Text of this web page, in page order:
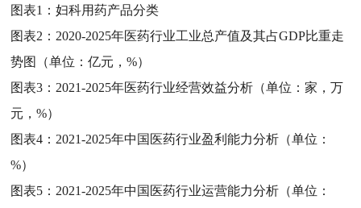
图表1：妇科用药产品分类
图表2： 2020-2025年医药行业工业总产值及其占GDP比重走
势图（单位：亿元，%）
图表3： 2021-2025年医药行业经营效益分析（单位：家，万
元，%）
图表4： 2021-2025年中国医药行业盈利能力分析（单位：
%）
图表5： 2021-2025年中国医药行业运营能力分析（单位：